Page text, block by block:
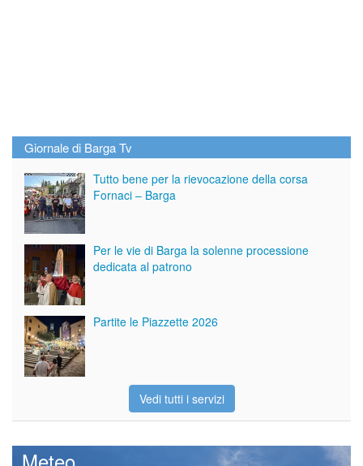
Giornale di Barga Tv
Tutto bene per la rievocazione della corsa
Fornaci – Barga
Per le vie di Barga la solenne processione
dedicata al patrono
Partite le Piazzette 2026
Vedi tutti i servizi